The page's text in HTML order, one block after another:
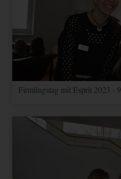
Firmlingstag mit Esprit 2023 - 9